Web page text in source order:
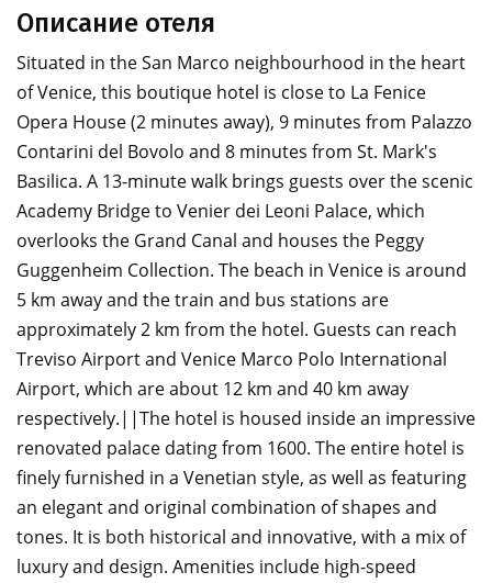
Описание отеля
Situated in the San Marco neighbourhood in the heart
of Venice, this boutique hotel is close to La Fenice
Opera House (2 minutes away), 9 minutes from Palazzo
Contarini del Bovolo and 8 minutes from St. Mark's
Basilica. A 13-minute walk brings guests over the scenic
Academy Bridge to Venier dei Leoni Palace, which
overlooks the Grand Canal and houses the Peggy
Guggenheim Collection. The beach in Venice is around
5 km away and the train and bus stations are
approximately 2 km from the hotel. Guests can reach
Treviso Airport and Venice Marco Polo International
Airport, which are about 12 km and 40 km away
respectively.||The hotel is housed inside an impressive
renovated palace dating from 1600. The entire hotel is
finely furnished in a Venetian style, as well as featuring
an elegant and original combination of shapes and
tones. It is both historical and innovative, with a mix of
luxury and design. Amenities include high-speed